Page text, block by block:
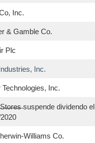
Inc.
& Gamble Co.
Plc
Inc.
Technologies, Inc.
suspende dividendo el
Williams Co.